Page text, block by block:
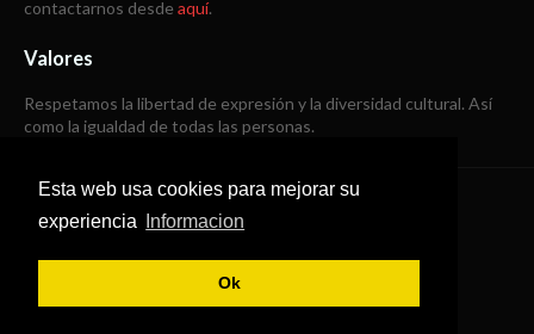
Esta web usa cookies para mejorar su
experiencia
Informacion
Ok
contactarnos desde aquí.
Valores
Respetamos la libertad de expresión y la diversidad cultural. Así
como la igualdad de todas las personas.
Copyright © 1998 -